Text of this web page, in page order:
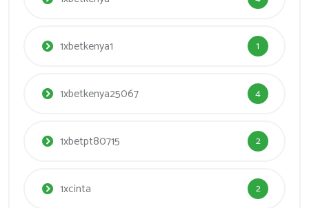
1xbetkenya1 1
1xbetkenya25067 4
1xbetpt80715 2
1xcinta 2